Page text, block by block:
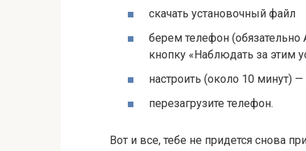
скачать установочный файл
берем телефон
кнопку «Наблюдать за этим
настроить (около 10 минут)
перезагрузите телефон.
Вот и все, тебе не придется снова